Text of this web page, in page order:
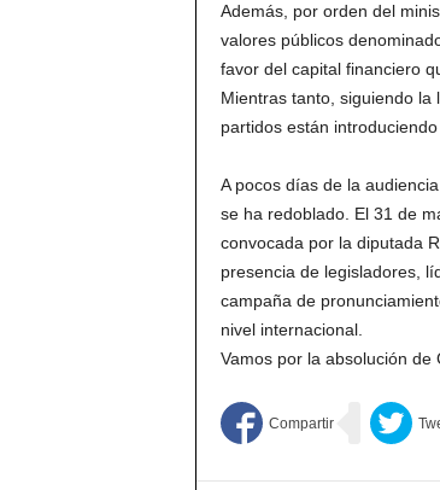
Además, por orden del
valores públicos
favor del capital financiero
Mientras tanto, siguiendo
partidos están
A pocos días de la
se ha redoblado. El 31 de
convocada por la diputada
presencia de legisladores,
campaña de
nivel internacional.
Vamos por la absolución de